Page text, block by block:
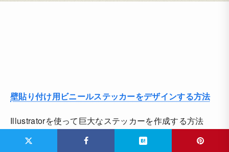
壁貼り付け用ビニールステッカーをデザインする方法
Illustratorを使って巨大なステッカーを作成する方法
で、細かいペイント方法などについて詳しく解説されて